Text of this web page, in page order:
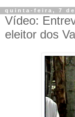
quinta-feira, 7
Vídeo:
eleitor dos